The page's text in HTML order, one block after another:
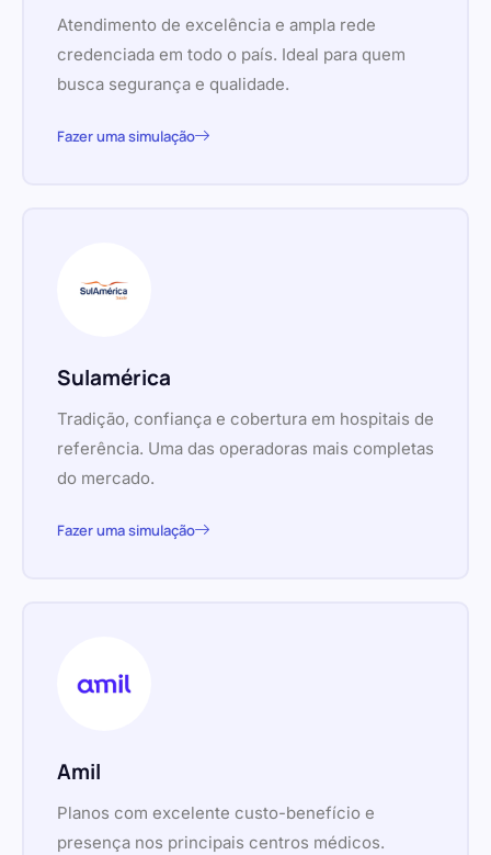
Atendimento de excelência e ampla rede
credenciada em todo o país. Ideal para quem
busca segurança e qualidade.
Fazer uma simulação
Sulamérica
Tradição, confiança e cobertura em hospitais de
referência. Uma das operadoras mais completas
do mercado.
Fazer uma simulação
Amil
Planos com excelente custo-benefício e
presença nos principais centros médicos.